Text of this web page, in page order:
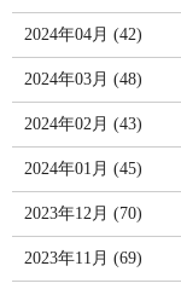
2024年04月 (42)
2024年03月 (48)
2024年02月 (43)
2024年01月 (45)
2023年12月 (70)
2023年11月 (69)